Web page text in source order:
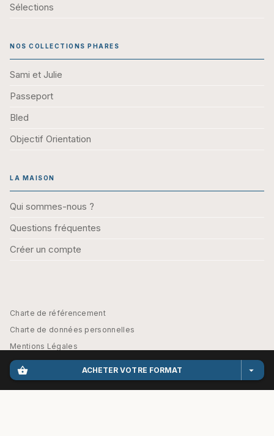
shopping_basket ACHETER VOTRE FORMAT arrow_drop_down
Sélections
NOS COLLECTIONS PHARES
Sami et Julie
Passeport
Bled
Objectif Orientation
LA MAISON
Qui sommes-nous ?
Questions fréquentes
Créer un compte
Charte de référencement
Charte de données personnelles
Mentions Légales
Engagement durable
CGU